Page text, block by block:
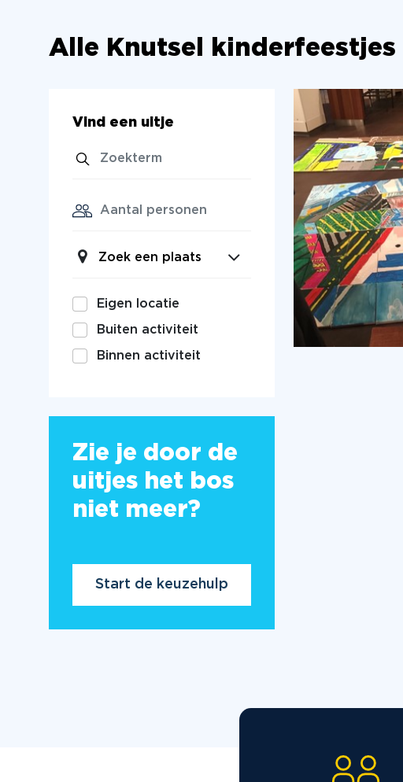
Alle Knutsel kinderfeestjes
Vind een uitje
Zoek een plaats
Eigen locatie
Buiten activiteit
Binnen activiteit
Zie je door de
uitjes het bos
niet meer?
Start de keuzehulp